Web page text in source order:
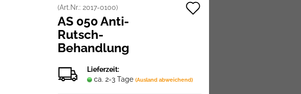
Konto erstellen
Passwort vergessen?
(Art.Nr.: 2017-0100)
AS 050 Anti-
Rutsch-
Behandlung
Lieferzeit:
ca. 2-3 Tage (Ausland abweichend)